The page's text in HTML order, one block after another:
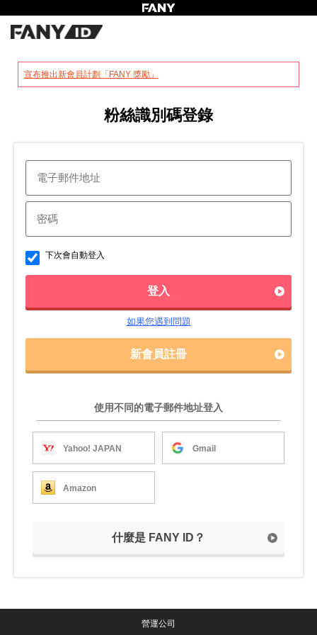
宣布推出新會員計劃「FANY 獎勵」
粉絲識別碼登錄
下次會自動登入
登入
如果您遇到問題
新會員註冊
使用不同的電子郵件地址登入
Yahoo! JAPAN Gmail
Amazon
什麼是 FANY ID？
營運公司